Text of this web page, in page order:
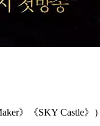
》《SKY Castle》）